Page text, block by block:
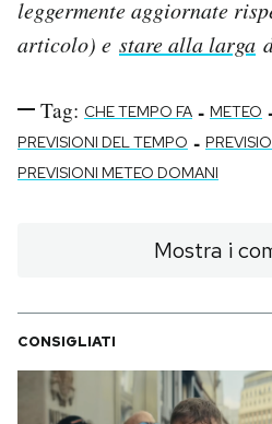
leggermente aggiornate
articolo) e stare alla larga
Tag: CHE TEMPO FA - METEO
PREVISIONI DEL TEMPO -
PREVISIONI METEO DOMANI
Mostra i
CONSIGLIATI